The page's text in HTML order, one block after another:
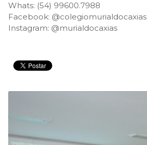
Whats: (54) 99600.7988
Facebook: @colegiomurialdocaxias
Instagram: @murialdocaxias